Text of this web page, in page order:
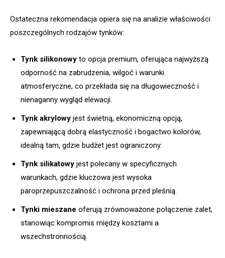
Ostateczna rekomendacja opiera się na analizie właściwości
poszczególnych rodzajów tynków:
Tynk silikonowy to opcja premium, oferująca najwyższą
odporność na zabrudzenia, wilgoć i warunki
atmosferyczne, co przekłada się na długowieczność i
nienaganny wygląd elewacji.
Tynk akrylowy jest świetną, ekonomiczną opcją,
zapewniającą dobrą elastyczność i bogactwo kolorów,
idealną tam, gdzie budżet jest ograniczony.
Tynk silikatowy jest polecany w specyficznych
warunkach, gdzie kluczowa jest wysoka
paroprzepuszczalność i ochrona przed pleśnią.
Tynki mieszane oferują zrównoważone połączenie zalet,
stanowiąc kompromis między kosztami a
wszechstronnością.